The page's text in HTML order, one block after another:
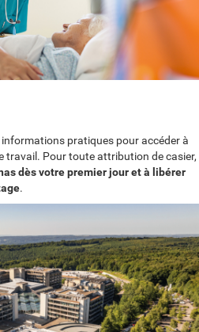
pratiques pour accéder à
travail. Pour toute attribution de casier,
dès votre premier jour et à libérer
.